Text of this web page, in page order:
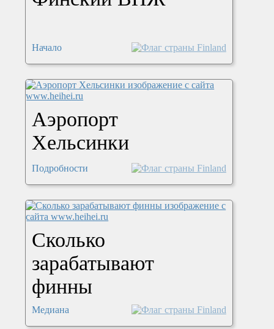
Начало
Аэропорт
Хельсинки
Подробности
Сколько
зарабатывают
финны
Медиана